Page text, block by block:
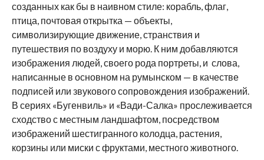
созданных как бы в наивном стиле: корабль, флаг,
птица, почтовая открытка — объекты,
символизирующие движение, странствия и
путешествия по воздуху и морю. К ним добавляются
изображения людей, своего рода портреты, и слова,
написанные в основном на румынском — в качестве
подписей или звукового сопровождения изображений.
В сериях «Бугенвиль» и «Вади-Салка» прослеживается
сходство с местным ландшафтом, посредством
изображений шестигранного колодца, растения,
корзины или миски с фруктами, местного животного.